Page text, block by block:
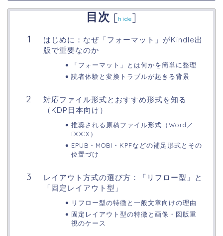
目次 [hide]
はじめに：なぜ「フォーマット」がKindle出
版で重要なのか
「フォーマット」とは何かを簡単に整理
読者体験と変換トラブルが起きる背景
対応ファイル形式とおすすめ形式を知る
（KDP日本向け）
推奨される原稿ファイル形式（Word／
DOCX）
EPUB・MOBI・KPFなどの補足形式とその
位置づけ
レイアウト方式の選び方：「リフロー型」と
「固定レイアウト型」
リフロー型の特徴と一般文章向けの理由
固定レイアウト型の特徴と画像・図版重
視のケース